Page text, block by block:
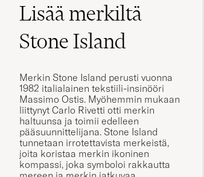
Lisää merkiltä
Stone Island
Merkin Stone Island perusti vuonna
1982 italialainen tekstiili-insinööri
Massimo Ostis. Myöhemmin mukaan
liittynyt Carlo Rivetti otti merkin
haltuunsa ja toimii edelleen
pääsuunnittelijana. Stone Island
tunnetaan irrotettavista merkeistä,
joita koristaa merkin ikoninen
kompassi, joka symboloi rakkautta